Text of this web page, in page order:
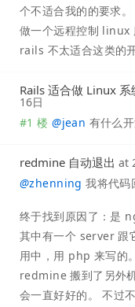
个不适合我的的要求。
做一个远程控制
rails 不太适合这类的
Rails 适合做 Linux 系
16日
#1 楼 @jean 有什么
redmine 自动退出 at
@zhenning 我将代码
终于找到原因了：是
其中有一个 server 跟
用中，用 php 来写的
redmine 搬到了另外
会一直好好的。 不过